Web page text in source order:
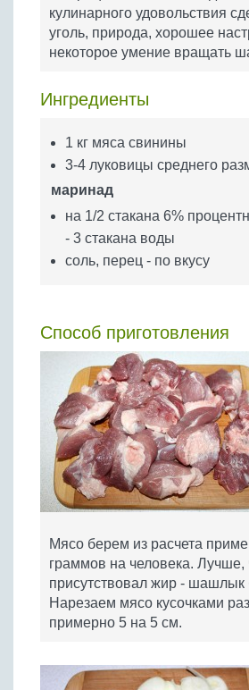
Бобовые
Яйца
кулинарного удовольствия
уголь, природа, хорошее
некоторое умение вращать
Ингредиенты
1 кг мяса свинины
3-4 луковицы среднего
маринад
на 1/2 стакана 6%
- 3 стакана воды
соль, перец - по вкусу
Способ приготовления
Мясо берем из расчета
граммов на человека. Лучше,
присутствовал жир - шашлык
Нарезаем мясо кусочками
примерно 5 на 5 см.